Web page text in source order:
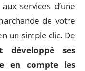
services d’une
de votre
un simple clic. De
développé ses
en compte les